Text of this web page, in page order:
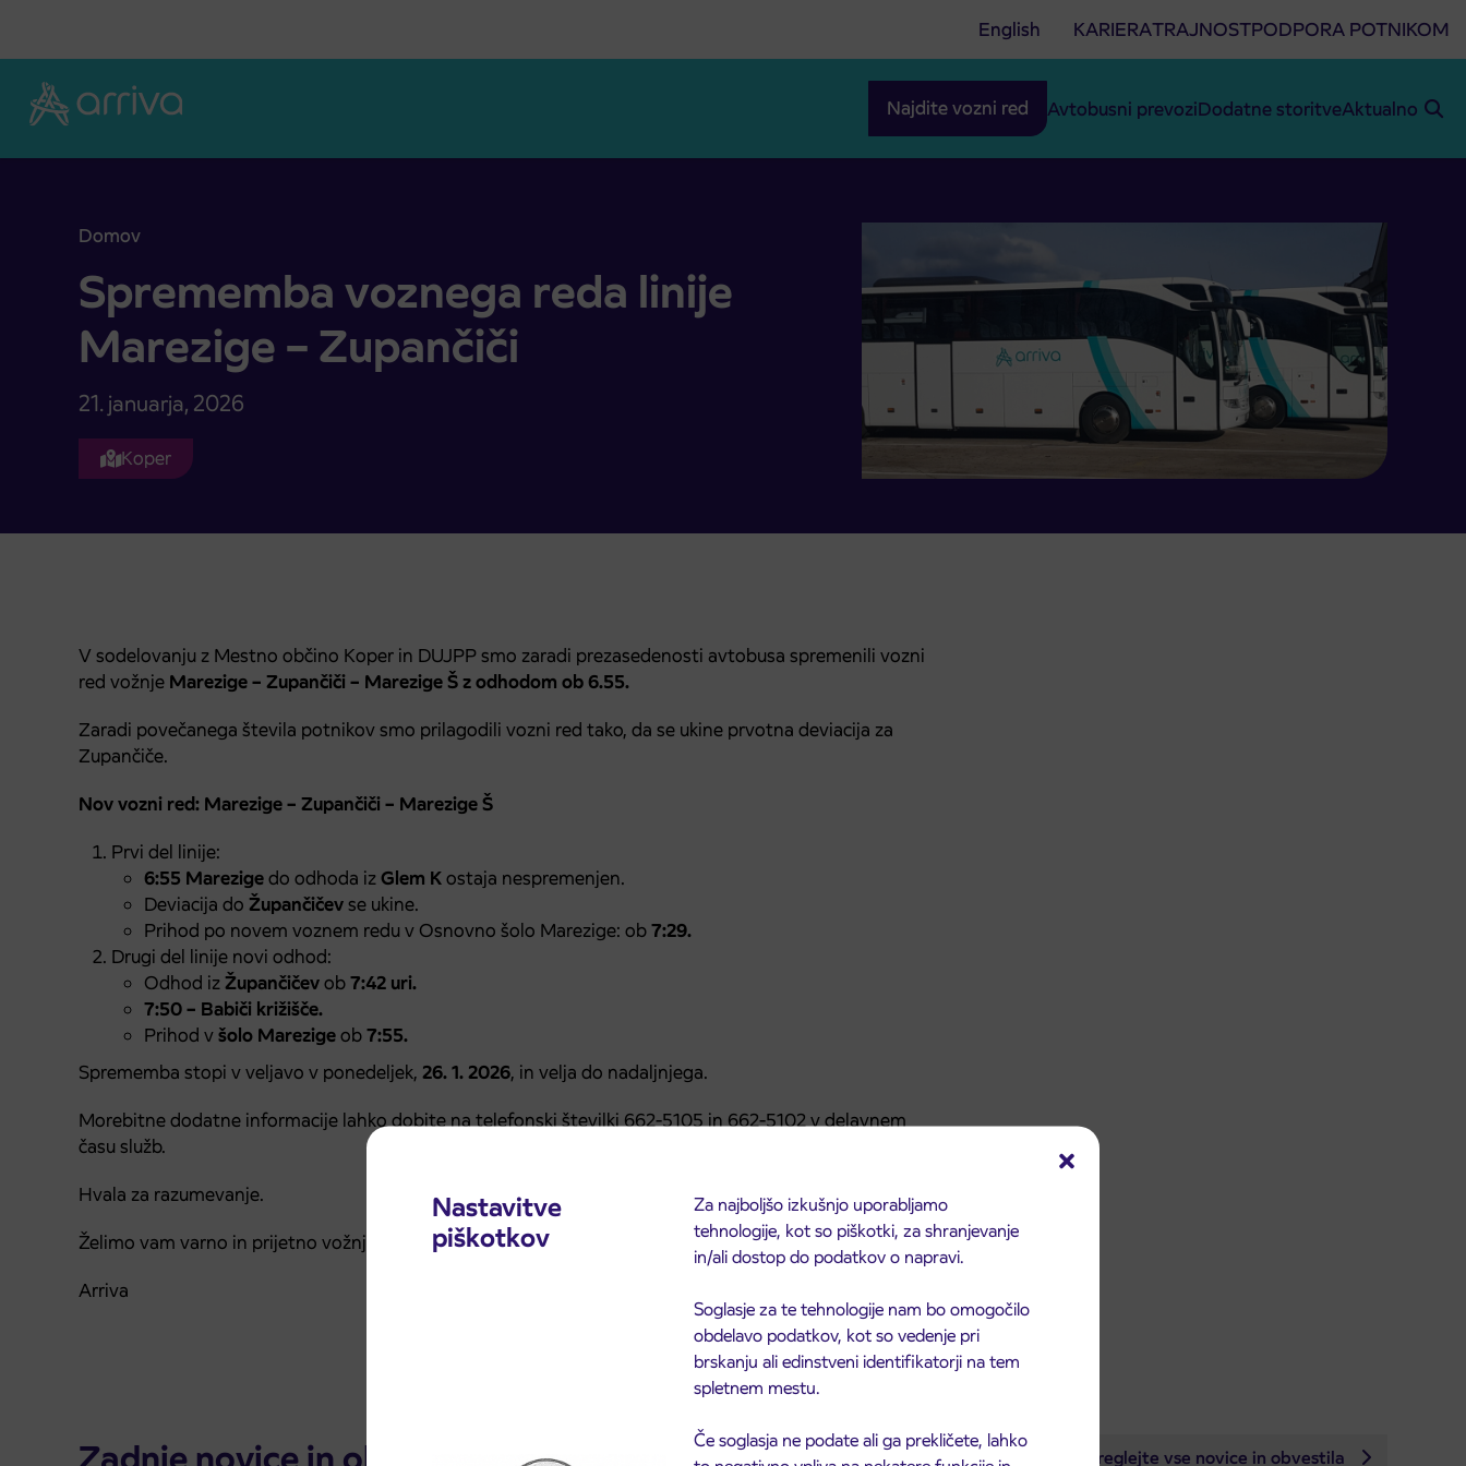
Nastavitve
piškotkov
Za najboljšo izkušnjo uporabljamo
tehnologije, kot so piškotki, za shranjevanje
in/ali dostop do podatkov o napravi.
Soglasje za te tehnologije nam bo omogočilo
obdelavo podatkov, kot so vedenje pri
brskanju ali edinstveni identifikatorji na tem
spletnem mestu.
Če soglasja ne podate ali ga prekličete, lahko
English KARIERATRAJNOSTPODPORA POTNIKOM
Najdite vozni red Avtobusni prevoziDodatne storitveAktualno
Domov
Sprememba voznega reda linije Marezige – Zupančiči
Sprememba voznega reda linije
Marezige – Zupančiči
21. januarja, 2026
Koper
V sodelovanju z Mestno občino Koper in DUJPP smo zaradi prezasedenosti avtobusa spremenili vozni
red vožnje Marezige – Zupančiči – Marezige Š z odhodom ob 6.55.
Zaradi povečanega števila potnikov smo prilagodili vozni red tako, da se ukine prvotna deviacija za
Zupančiče.
Nov vozni red: Marezige – Zupančiči – Marezige Š
Prvi del linije:
6:55 Marezigedo odhoda izGlem Kostaja nespremenjen.
Deviacija do Župančičevse ukine.
Prihod po novem voznem redu v Osnovno šolo Marezige: ob7:29.
Drugi del linije novi odhod:
Odhod izŽupančičevob7:42 uri.
7:50 – Babiči križišče.
Prihod všolo Marezigeob7:55.
Sprememba stopi v veljavo v ponedeljek, 26. 1. 2026, in velja do nadaljnjega.
Morebitne dodatne informacije lahko dobite na telefonski številki 662-5105 in 662-5102 v delavnem
času služb.
Hvala za razumevanje.
Želimo vam varno in prijetno vožnjo.
Arriva
Preglejte vse novice in obvestila